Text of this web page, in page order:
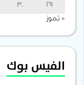
29
30
« تموز
الفيس بوك